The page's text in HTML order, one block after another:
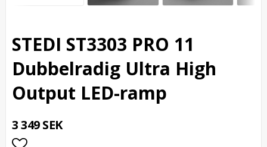
STEDI ST3303 PRO 11
Dubbelradig Ultra High
Output LED-ramp
3 349 SEK